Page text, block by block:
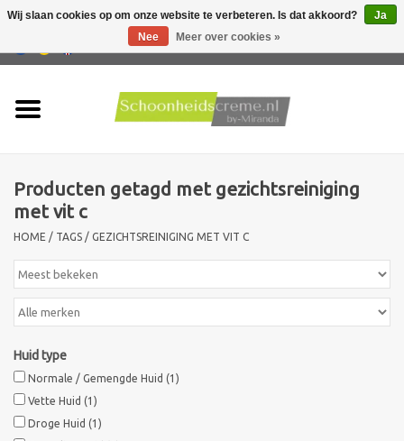
Producten
Huidproblemen
Mannen verzorging
Nieuw !!
Producten getagd met gezichtsreiniging
met vit c
HOME / TAGS / GEZICHTSREINIGING MET VIT C
Huid type
Normale / Gemengde Huid (1)
Vette Huid (1)
Droge Huid (1)
Wij slaan cookies op om onze website te verbeteren. Is dat akkoord?
Ja
Nee
Meer over cookies »